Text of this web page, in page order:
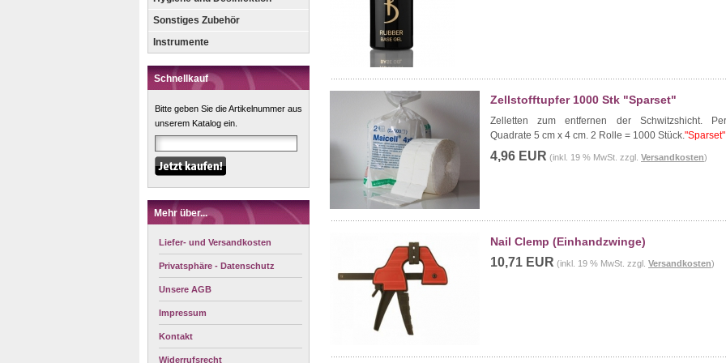
Sonstiges Zubehör
Instrumente
Schnellkauf
Bitte geben Sie die Artikelnummer aus
unserem Katalog ein.
Mehr über...
Liefer- und Versandkosten
Privatsphäre - Datenschutz
Unsere AGB
Impressum
Kontakt
Widerrufsrecht
Zellstofftupfer 1000 Stk "Sparset"
Zelletten zum entfernen der Schwitzshicht.
Quadrate 5 cm x 4 cm. 2 Rolle = 1000 Stück."Sparset"
4,96 EUR (inkl. 19 % MwSt. zzgl. Versandkosten)
Nail Clemp (Einhandzwinge)
10,71 EUR (inkl. 19 % MwSt. zzgl. Versandkosten)